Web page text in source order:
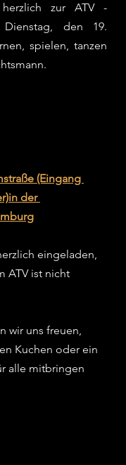
zur ATV -
Dienstag, den 19.
spielen, tanzen
(Eingang
der
eingeladen,
ATV ist nicht
wir uns freuen,
Kuchen oder ein
alle mitbringen